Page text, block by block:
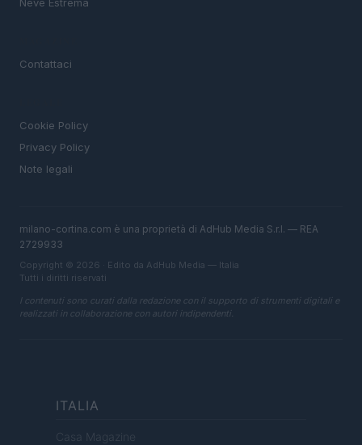
Contattaci
Cookie Policy
Privacy Policy
Note legali
milano-cortina.com è una proprietà di AdHub Media S.r.l. — REA
2729933
Copyright © 2026 · Edito da AdHub Media — Italia
Tutti i diritti riservati
I contenuti sono curati dalla redazione con il supporto di strumenti digitali e
realizzati in collaborazione con autori indipendenti.
ITALIA
Casa Magazine